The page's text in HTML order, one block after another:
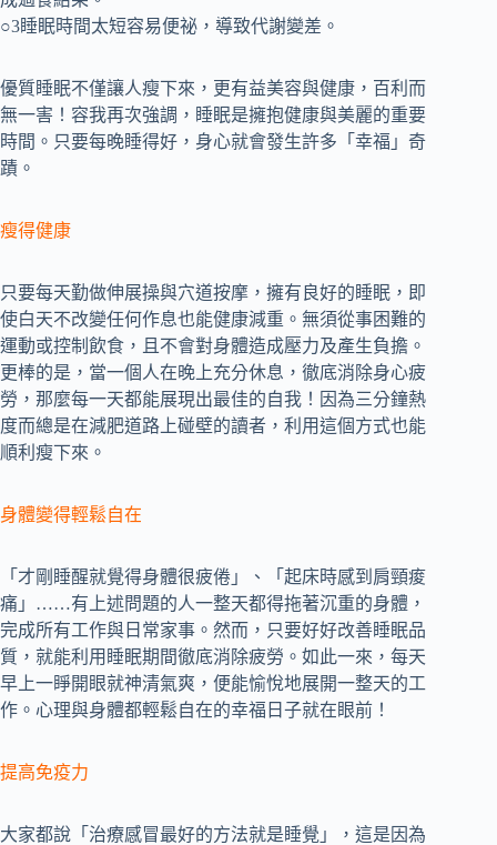
○3睡眠時間太短容易便祕，導致代謝變差。
優質睡眠不僅讓人瘦下來，更有益美容與健康，百利而
無一害！容我再次強調，睡眠是擁抱健康與美麗的重要
時間。只要每晚睡得好，身心就會發生許多「幸福」奇
蹟。
瘦得健康
只要每天勤做伸展操與穴道按摩，擁有良好的睡眠，即
使白天不改變任何作息也能健康減重。無須從事困難的
運動或控制飲食，且不會對身體造成壓力及產生負擔。
更棒的是，當一個人在晚上充分休息，徹底消除身心疲
勞，那麼每一天都能展現出最佳的自我！因為三分鐘熱
度而總是在減肥道路上碰壁的讀者，利用這個方式也能
順利瘦下來。
身體變得輕鬆自在
「才剛睡醒就覺得身體很疲倦」、「起床時感到肩頸痠
痛」……有上述問題的人一整天都得拖著沉重的身體，
完成所有工作與日常家事。然而，只要好好改善睡眠品
質，就能利用睡眠期間徹底消除疲勞。如此一來，每天
早上一睜開眼就神清氣爽，便能愉悅地展開一整天的工
作。心理與身體都輕鬆自在的幸福日子就在眼前！
提高免疫力
大家都說「治療感冒最好的方法就是睡覺」，這是因為